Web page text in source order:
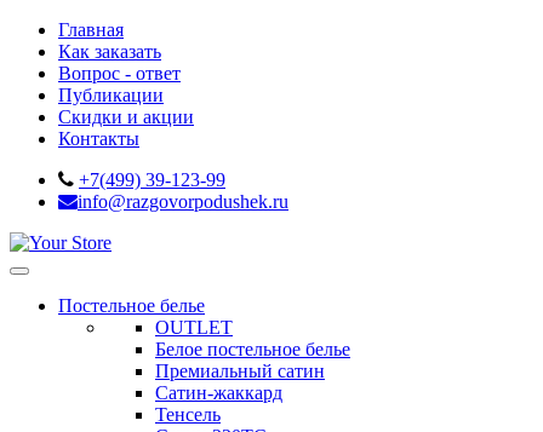
Главная
Как заказать
Вопрос - ответ
Публикации
Скидки и акции
Контакты
+7(499) 39-123-99
info@razgovorpodushek.ru
Постельное белье
OUTLET
Белое постельное белье
Премиальный сатин
Сатин-жаккард
Тенсель